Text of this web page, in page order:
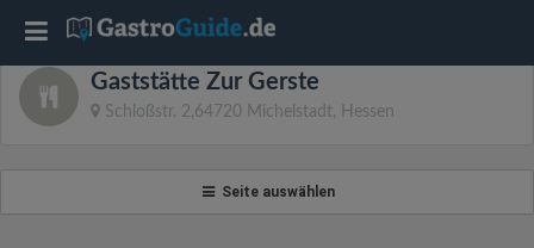
Gaststätte Zur Gerste
Schloßstr. 2,64720 Michelstadt, Hessen
Seite auswählen
T
o